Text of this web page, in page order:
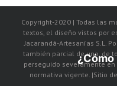
Copyright-2020 | Todas las
textos, el diseño vistos por
Jacarandá-Artesanías S.L.
también parcial de uno, de
perseguido severamente
normativa vigente. |Sitio